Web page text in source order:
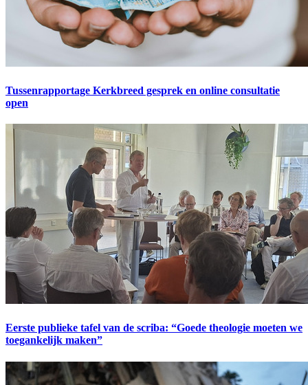
Tussenrapportage Kerkbreed gesprek en online consultatie
open
Eerste publieke tafel van de scriba: “Goede theologie moeten we
toegankelijk maken”